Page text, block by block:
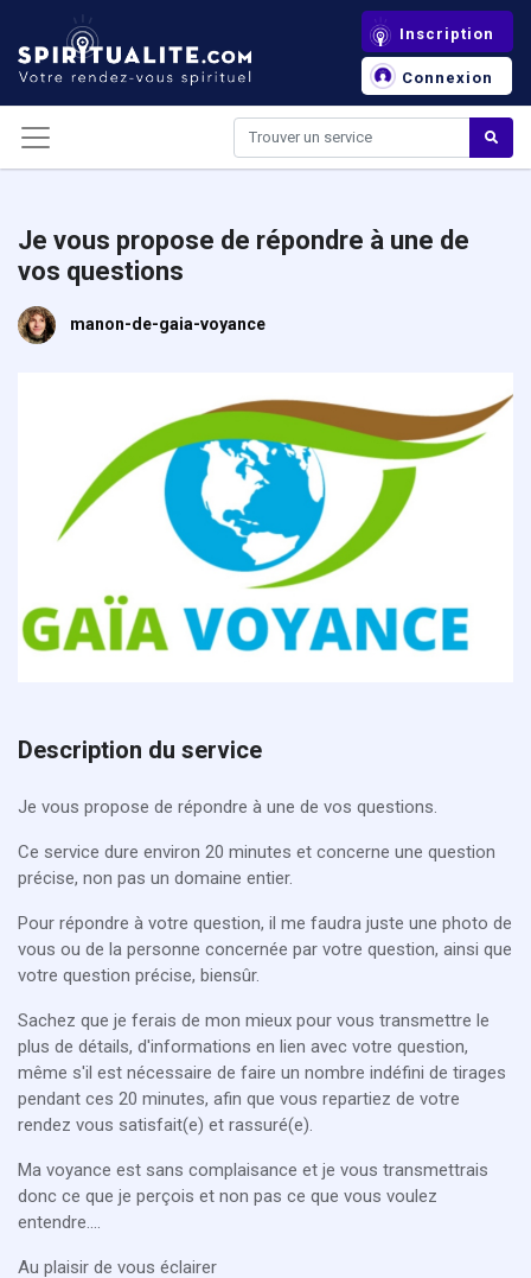
Inscription
Connexion
Je vous propose de répondre à une de
vos questions
manon-de-gaia-voyance
Description du service
Je vous propose de répondre à une de vos questions.
Ce service dure environ 20 minutes et concerne une question
précise, non pas un domaine entier.
Pour répondre à votre question, il me faudra juste une photo de
vous ou de la personne concernée par votre question, ainsi que
votre question précise, biensûr.
Sachez que je ferais de mon mieux pour vous transmettre le
plus de détails, d'informations en lien avec votre question,
même s'il est nécessaire de faire un nombre indéfini de tirages
pendant ces 20 minutes, afin que vous repartiez de votre
rendez vous satisfait(e) et rassuré(e).
Ma voyance est sans complaisance et je vous transmettrais
donc ce que je perçois et non pas ce que vous voulez
entendre....
Au plaisir de vous éclairer